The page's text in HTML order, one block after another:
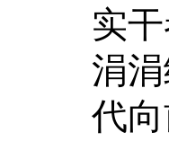
实
涓
代